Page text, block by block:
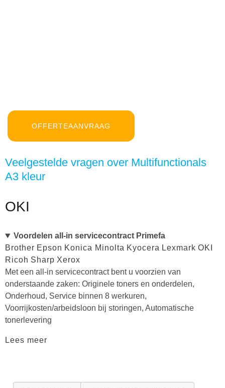
OFFERTEAANVRAAG
Veelgestelde vragen over Multifunctionals
A3 kleur
OKI
Voordelen all-in servicecontract Primefa
Brother Epson Konica Minolta Kyocera Lexmark OKI
Ricoh Sharp Xerox
Met een all-in servicecontract bent u voorzien van
onderstaande zaken: Originele toners en onderdelen,
Onderhoud, Service binnen 8 werkuren,
Voorrijkosten/arbeidsloon bij storingen, Automatische
tonerlevering
Lees meer